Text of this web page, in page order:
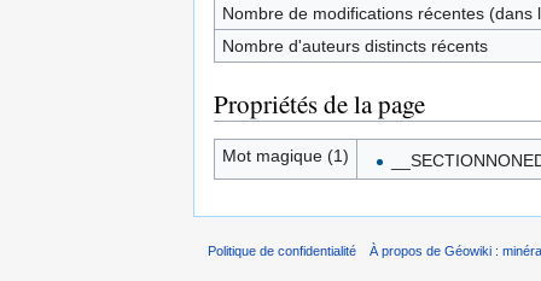
Nombre de modifications récentes (dans
Nombre d'auteurs distincts récents
Propriétés de la page
Mot magique (1)
Politique de confidentialité À propos de Géowiki :